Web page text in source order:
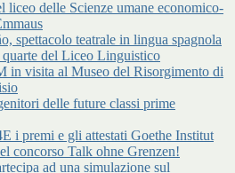
liceo delle Scienze umane economico-
spettacolo teatrale in lingua spagnola
quarte del Liceo Linguistico
in visita al Museo del Risorgimento di
delle future classi prime
i premi e gli attestati Goethe Institut
concorso Talk ohne Grenzen!
ad una simulazione sul